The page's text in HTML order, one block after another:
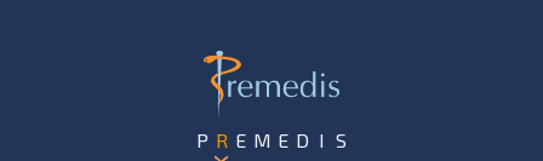
P R E M E D I S